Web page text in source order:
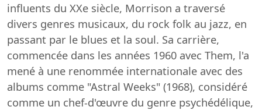
influents du XXe siècle, Morrison a traversé
divers genres musicaux, du rock folk au jazz, en
passant par le blues et la soul. Sa carrière,
commencée dans les années 1960 avec Them, l'a
mené à une renommée internationale avec des
albums comme "Astral Weeks" (1968), considéré
comme un chef-d'œuvre du genre psychédélique,